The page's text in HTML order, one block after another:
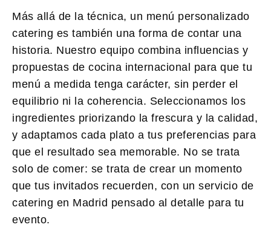
Más allá de la técnica, un menú personalizado
catering es también una forma de contar una
historia. Nuestro equipo combina influencias y
propuestas de cocina internacional para que tu
menú a medida tenga carácter, sin perder el
equilibrio ni la coherencia. Seleccionamos los
ingredientes priorizando la frescura y la calidad,
y adaptamos cada plato a tus preferencias para
que el resultado sea memorable. No se trata
solo de comer: se trata de crear un momento
que tus invitados recuerden, con un servicio de
catering en Madrid pensado al detalle para tu
evento.